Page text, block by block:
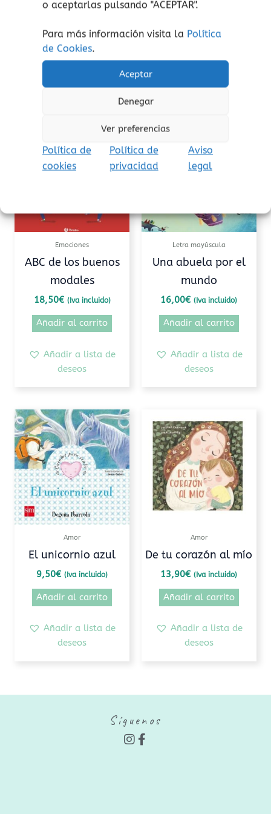
o aceptarlas pulsando "ACEPTAR".
Para más información visita la Política
de Cookies.
Aceptar
Denegar
Ver preferencias
Política de
cookies
Política de
privacidad
Aviso
legal
De la autora de«Los detectives
monstruos».
Emociones
ABC de los buenos
modales
18,50€ (Iva incluido)
Añadir al carrito
Añadir a lista de
deseos
Letra mayúscula
Una abuela por el
mundo
16,00€ (Iva incluido)
Añadir al carrito
Añadir a lista de
deseos
Amor
El unicornio azul
9,50€ (Iva incluido)
Añadir al carrito
Añadir a lista de
deseos
Amor
De tu corazón al mío
13,90€ (Iva incluido)
Añadir al carrito
Añadir a lista de
deseos
Síguenos
I
n
F
a